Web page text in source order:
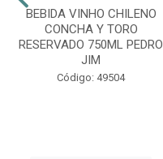
BEBIDA VINHO CHILENO
CONCHA Y TORO
RESERVADO 750ML PEDRO
JIM
Código: 49504